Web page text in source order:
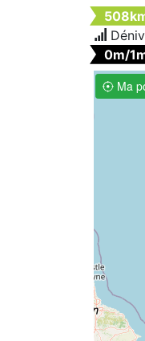
0m/
Ma